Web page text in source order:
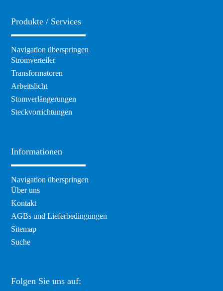
Produkte / Services
Navigation überspringen
Stromverteiler
Transformatoren
Arbeitslicht
Stomverlängerungen
Steckvorrichtungen
Informationen
Navigation überspringen
Über uns
Kontakt
AGBs und Lieferbedingungen
Sitemap
Suche
Folgen Sie uns auf: